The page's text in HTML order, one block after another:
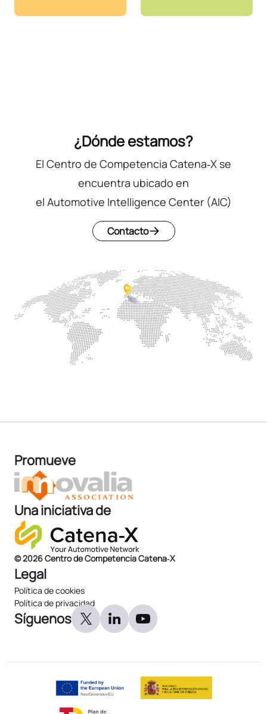
¿Dónde estamos?
El Centro de Competencia Catena‑X se
encuentra ubicado en
el Automotive Intelligence Center (AIC)
Contacto
Promueve
Una iniciativa de
© 2026 Centro de Competencia Catena‑X
Legal
Política de cookies
Política de privacidad
Síguenos